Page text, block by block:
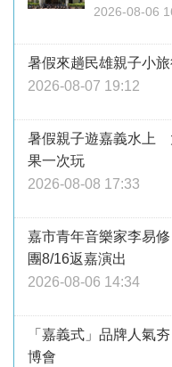
2026-08-06
暑假來趟民雄親子小
2026-08-07 19:12
暑假親子遊嘉義水上
果一次玩
2026-08-08 17:33
嘉市青年音樂家李易
團8/16返嘉演出
2026-08-06 14:34
「嘉義式」品牌人氣
博會